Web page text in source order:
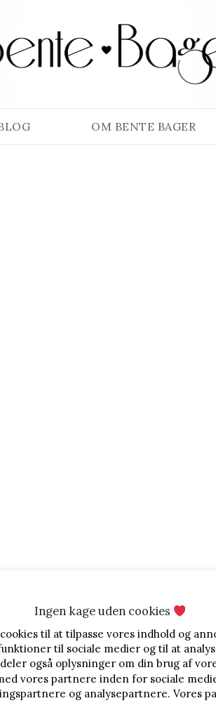
OM BENTE BAGER
med
SØG I
Alle Opskrifter
Blog
Ingen kage uden cookies
til at tilpasse vores indhold og
til sociale medier og til at
også oplysninger om din brug af
vores partnere inden for sociale
og analysepartnere. Vores